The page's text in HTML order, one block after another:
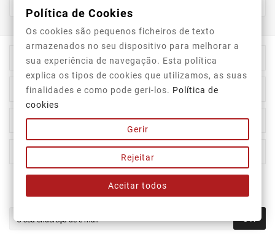
Informação Da Loja
Top Categorias
A Nossa Empresa 
A Sua Conta 
Newsletter
OK
Política de Cookies
Os cookies são pequenos ficheiros de texto
armazenados no seu dispositivo para melhorar a
sua experiência de navegação. Esta política
explica os tipos de cookies que utilizamos, as suas
finalidades e como pode geri-los. Política de
cookies
Gerir
Rejeitar
Aceitar todos